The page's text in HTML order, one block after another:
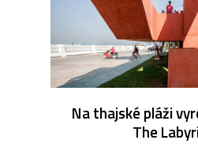
Na thajské pláži
The